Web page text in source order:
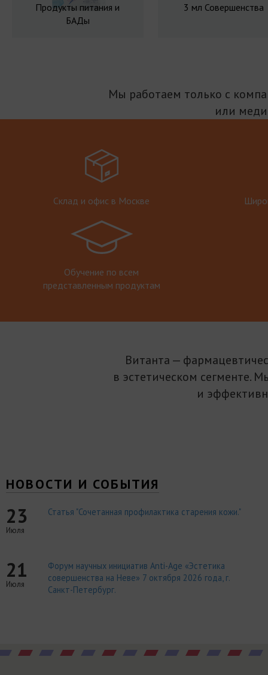
Продукты питания и
БАДы
3 мл Совершенства
Мы работаем только с
или
Склад и офис в Москве
Обучение по всем
представленным продуктам
Витанта —
в эстетическом сегменте.
и
НОВОСТИ И СОБЫТИЯ
23
Июля
Статья "Сочетанная профилактика старения кожи."
21
Июля
Форум научных инициатив Anti-Age «Эстетика
совершенства на Неве» 7 октября 2026 года, г.
Санкт-Петербург.